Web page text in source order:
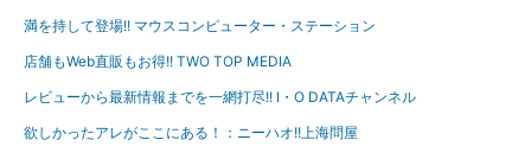
満を持して登場!! マウスコンピューター・ステーション
店舗もWeb直販もお得!! TWO TOP MEDIA
レビューから最新情報までを一網打尽!! I・O DATAチャンネル
欲しかったアレがここにある！：ニーハオ!!上海問屋